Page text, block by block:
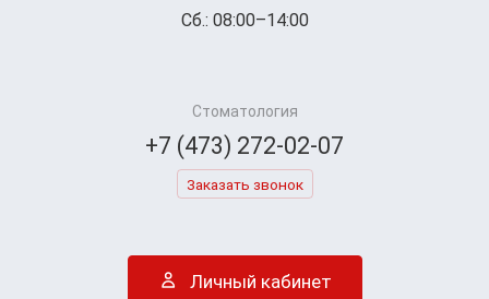
Сб.: 08:00–14:00
Стоматология
+7 (473) 272-02-07
Заказать звонок
Личный кабинет